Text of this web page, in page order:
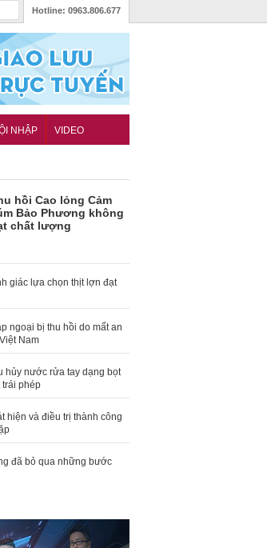
Hotline: 0963.806.677
NHẬP VIDEO
hồi Cao lỏng Cảm
Bảo Phương không
chất lượng
giác lựa chọn thịt lợn đạt
ngoại bị thu hồi do mất an
Nam
hủy nước rửa tay dạng bọt
trái phép
hiện và điều trị thành công
đã bỏ qua những bước